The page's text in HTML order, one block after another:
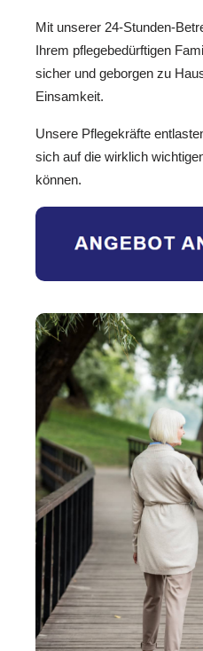
Mit unserer 24-Stunden-
Ihrem pflegebedürftigen
sicher und geborgen zu
Einsamkeit.
Unsere Pflegekräfte
sich auf die wirklich
können.